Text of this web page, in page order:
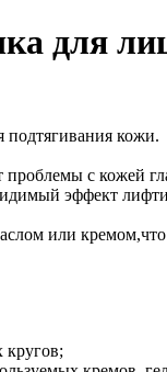
для
подтягивания кожи.
проблемы с кожей
эффект
или